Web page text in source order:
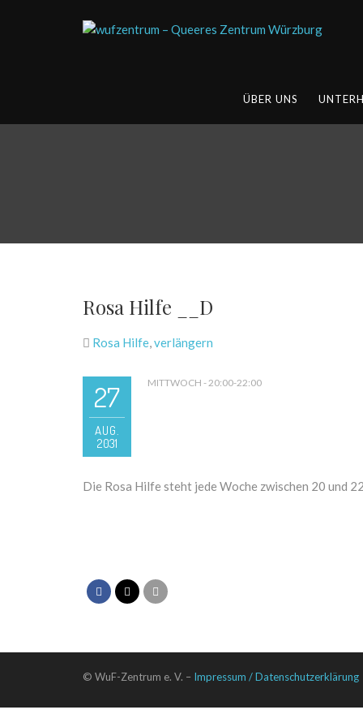
ÜBER UNS
Rosa Hilfe __D
Rosa Hilfe,verlängern
27
AUG.
2031
MITTWOCH - 20:00-22:00
Die Rosa Hilfe steht jede Woche zwischen 20 und
© WuF-Zentrum e. V. – Impressum / Datenschutzerklärung